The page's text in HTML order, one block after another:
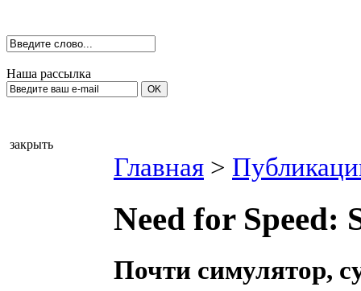
Наша рассылка
закрыть
Главная >
Need for Speed:
Почти симулятор,